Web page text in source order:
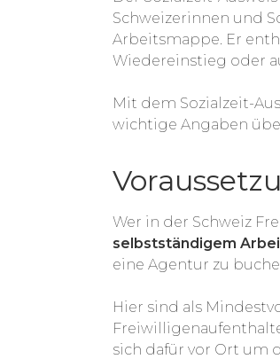
Schweizerinnen und
Arbeitsmappe. Er
Wiedereinstieg oder
Mit dem Sozialzeit-
wichtige Angaben
Wer in der Schweiz
selbstständigem
eine Agentur zu
Hier sind als
sich dafür vor Ort um